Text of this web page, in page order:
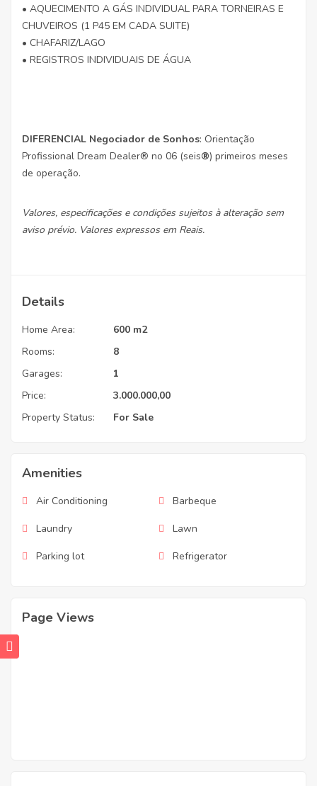
• AQUECIMENTO A GÁS INDIVIDUAL PARA TORNEIRAS E
CHUVEIROS (1 P45 EM CADA SUITE)
• CHAFARIZ/LAGO
• REGISTROS INDIVIDUAIS DE ÁGUA
DIFERENCIAL Negociador de Sonhos: Orientação
Profissional Dream Dealer® no 06 (seis®) primeiros meses
de operação.
Valores, especificações e condições sujeitos à alteração sem
aviso prévio. Valores expressos em Reais.
Details
Home Area:
600 m2
Rooms:
8
Garages:
1
Price:
3.000.000,00
Property Status:
For Sale
Amenities
Air Conditioning Barbeque
Laundry Lawn
Parking lot Refrigerator
Page Views